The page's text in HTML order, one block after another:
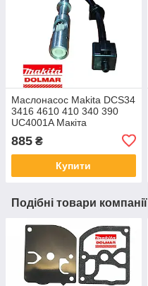
Маслонасос Makita DCS34
3416 4610 410 340 390
UC4001A Макіта
021245003 203245100
885 ₴
Купити
Подібні товари компанії